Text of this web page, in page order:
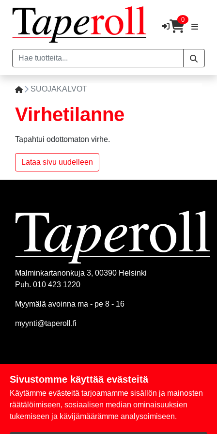
0
SUOJAKALVOT
Virhetilanne
Tapahtui odottomaton virhe.
Lataa sivu uudelleen
Malminkartanonkuja 3, 00390 Helsinki
Puh. 010 423 1220
Myymälä avoinna ma - pe 8 - 16
myynti@taperoll.fi
Linkit
Rekisteriseloste
Sivustomme käyttää evästeitä
Käytämme evästeitä tarjoamamme sisällön ja mainosten
räätälöimiseen, sosiaalisen median ominaisuuksien
tukemiseen ja kävijämäärämme analysoimiseen.